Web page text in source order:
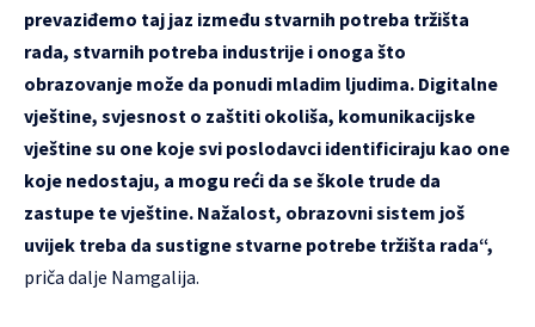
prevaziđemo taj jaz između stvarnih potreba tržišta
rada, stvarnih potreba industrije i onoga što
obrazovanje može da ponudi mladim ljudima. Digitalne
vještine, svjesnost o zaštiti okoliša, komunikacijske
vještine su one koje svi poslodavci identificiraju kao one
koje nedostaju, a mogu reći da se škole trude da
zastupe te vještine. Nažalost, obrazovni sistem još
uvijek treba da sustigne stvarne potrebe tržišta rada“,
priča dalje Namgalija.